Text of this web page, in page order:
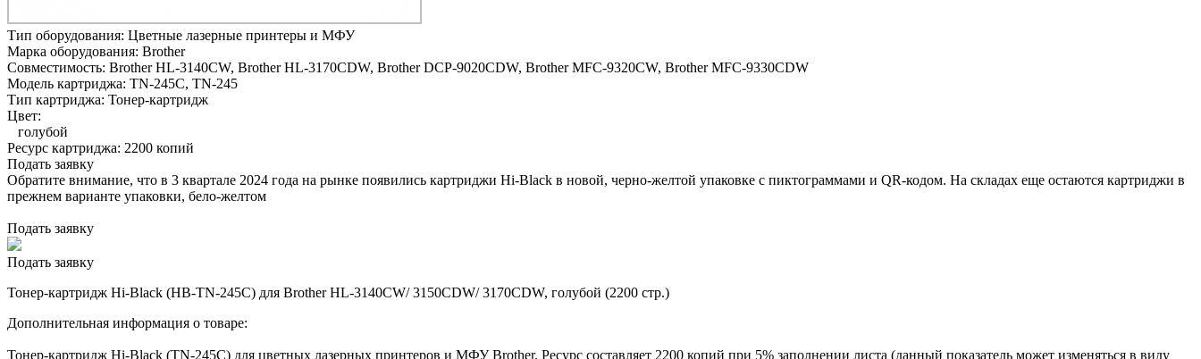
Тип оборудования: Цветные лазерные принтеры и МФУ
Марка оборудования: Brother
Совместимость: Brother HL-3140CW, Brother HL-3170CDW, Brother DCP-9020CDW, Brother MFC-9320CW, Brother MFC-9330CDW
Модель картриджа: TN-245C, TN-245
Тип картриджа: Тонер-картридж
Цвет:
голубой
Ресурс картриджа: 2200 копий
Подать заявку
Обратите внимание, что в 3 квартале 2024 года на рынке появились картриджи Hi-Black в новой, черно-желтой упаковке с пиктограммами и QR-кодом. На складах еще остаются картриджи в
прежнем варианте упаковки, бело-желтом
Подать заявку
Подать заявку
Тонер-картридж Hi-Black (HB-TN-245C) для Brother HL-3140CW/ 3150CDW/ 3170CDW, голубой (2200 стр.)
Дополнительная информация о товаре:
Тонер-картридж Hi-Black (TN-245С) для цветных лазерных принтеров и МФУ Brother. Ресурс составляет 2200 копий при 5% заполнении листа (данный показатель может изменяться в виду